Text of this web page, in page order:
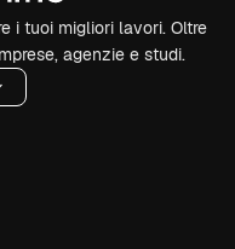
i tuoi migliori lavori. Oltre
agenzie e studi.